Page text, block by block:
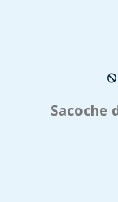
Sacoche